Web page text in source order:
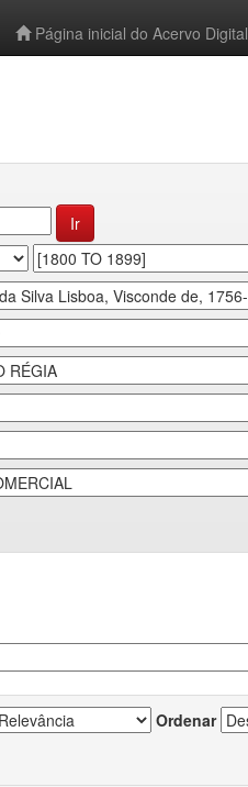
Página inicial do Acervo Digital
Ordenar